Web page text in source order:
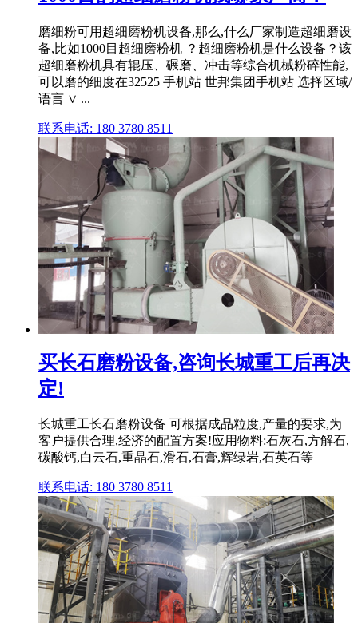
磨细粉可用超细磨粉机设备,那么,什么厂家制造超细磨设
备,比如1000目超细磨粉机 ？超细磨粉机是什么设备？该
超细磨粉机具有辊压、碾磨、冲击等综合机械粉碎性能,
可以磨的细度在32525 手机站 世邦集团手机站 选择区域/
语言 ∨ ...
联系电话: 180 3780 8511
买长石磨粉设备,咨询长城重工后再决
定!
长城重工长石磨粉设备 可根据成品粒度,产量的要求,为
客户提供合理,经济的配置方案!应用物料:石灰石,方解石,
碳酸钙,白云石,重晶石,滑石,石膏,辉绿岩,石英石等
联系电话: 180 3780 8511